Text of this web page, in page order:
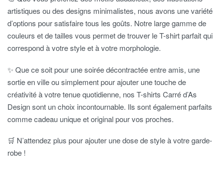
artistiques ou des designs minimalistes, nous avons une variété
d’options pour satisfaire tous les goûts. Notre large gamme de
couleurs et de tailles vous permet de trouver le T-shirt parfait qui
correspond à votre style et à votre morphologie.
✨ Que ce soit pour une soirée décontractée entre amis, une
sortie en ville ou simplement pour ajouter une touche de
créativité à votre tenue quotidienne, nos T-shirts Carré d’As
Design sont un choix incontournable. Ils sont également parfaits
comme cadeau unique et original pour vos proches.
🛒 N’attendez plus pour ajouter une dose de style à votre garde-
robe !